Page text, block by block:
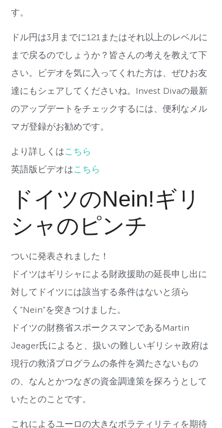
す。
ドル円は3月までに121またはそれ以上のレベルに
まで戻るのでしょうか？皆さんの考えを教えて下
さい。ビデオを気に入ってくれた方は、ぜひお友
達にもシェアしてくださいね。Invest Divaの最新
のアップデートをチェックするには、便利なメル
マガ登録がお勧めです。
より詳しくはこちら
英語版ビデオはこちら
ドイツのNein!ギリ
シャのピンチ
ついに発表されました！
ドイツはギリシャによる財政援助の延長申し出に
対してドイツには該当する条件はないと須ら
く”Nein”を突きつけました。
ドイツの財務省スポークスマンであるMartin
Jeager氏によると、扱いの難しいギリシャ政府は
現行の救済プログラムの条件を満たさないもの
の、なんとかつなぎの資金調達策を探ろうとして
いたとのことです。
これによるユーロの大きなボラティリティを期待